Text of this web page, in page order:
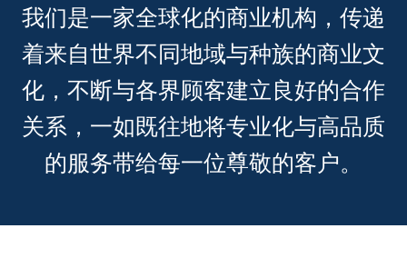
我们是一家全球化的商业机构，传递
着来自世界不同地域与种族的商业文
化，不断与各界顾客建立良好的合作
关系，一如既往地将专业化与高品质
的服务带给每一位尊敬的客户。